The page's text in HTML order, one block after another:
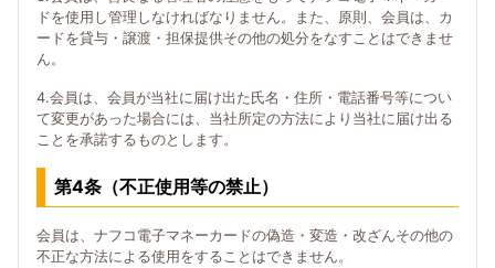
ドを使用し管理しなければなりません。また、原則、会員は、カ
ードを貸与・譲渡・担保提供その他の処分をなすことはできませ
ん。
4.会員は、会員が当社に届け出た氏名・住所・電話番号等につい
て変更があった場合には、当社所定の方法により当社に届け出る
ことを承諾するものとします。
第4条（不正使用等の禁止）
会員は、ナフコ電子マネーカードの偽造・変造・改ざんその他の
不正な方法による使用をすることはできません。